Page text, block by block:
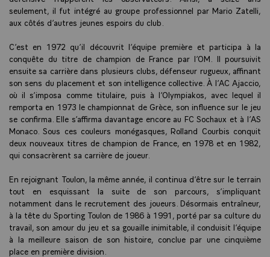
seulement, il fut intégré au groupe professionnel par Mario Zatelli,
aux côtés d’autres jeunes espoirs du club.
C’est en 1972 qu’il découvrit l’équipe première et participa à la
conquête du titre de champion de France par l’OM. Il poursuivit
ensuite sa carrière dans plusieurs clubs, défenseur rugueux, affinant
son sens du placement et son intelligence collective. À l’AC Ajaccio,
où il s’imposa comme titulaire, puis à l’Olympiakos, avec lequel il
remporta en 1973 le championnat de Grèce, son influence sur le jeu
se confirma. Elle s’affirma davantage encore au FC Sochaux et à l’AS
Monaco. Sous ces couleurs monégasques, Rolland Courbis conquit
deux nouveaux titres de champion de France, en 1978 et en 1982,
qui consacrèrent sa carrière de joueur.
En rejoignant Toulon, la même année, il continua d’être sur le terrain
tout en esquissant la suite de son parcours, s’impliquant
notamment dans le recrutement des joueurs. Désormais entraîneur,
à la tête du Sporting Toulon de 1986 à 1991, porté par sa culture du
travail, son amour du jeu et sa gouaille inimitable, il conduisit l’équipe
à la meilleure saison de son histoire, conclue par une cinquième
place en première division.